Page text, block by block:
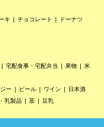
キ チョコレート
ドーナツ
宅配食事・宅配弁当 果物
米
ー ビール ワイン
日本酒
乳製品 茶 豆乳